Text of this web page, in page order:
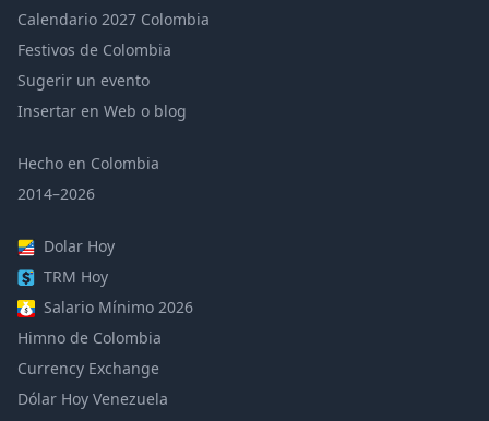
Calendario 2027 Colombia
Festivos de Colombia
Sugerir un evento
Insertar en Web o blog
Hecho en Colombia
2014–2026
Dolar Hoy
TRM Hoy
Salario Mínimo 2026
Himno de Colombia
Currency Exchange
Dólar Hoy Venezuela